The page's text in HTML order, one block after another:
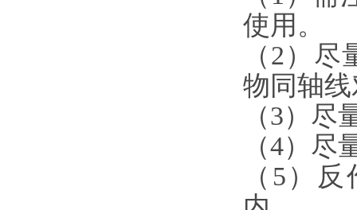
使用。
（2）尽
物同轴线
（3）尽
（4）尽
（5）